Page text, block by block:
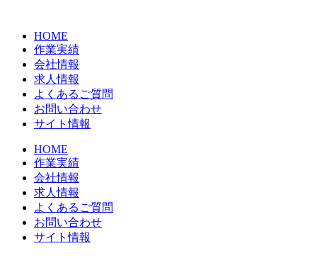
HOME
作業実績
会社情報
求人情報
よくあるご質問
お問い合わせ
サイト情報
HOME
作業実績
会社情報
求人情報
よくあるご質問
お問い合わせ
サイト情報